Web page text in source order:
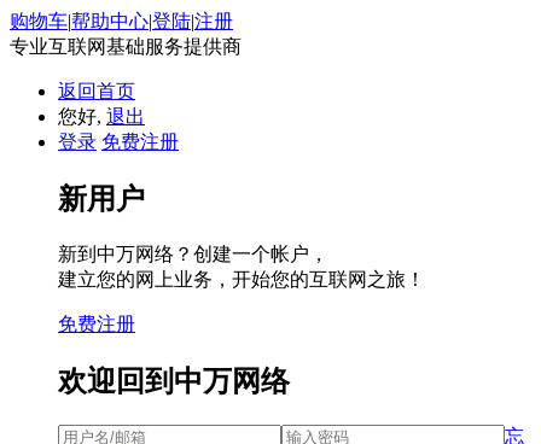
购物车|帮助中心|登陆|注册
专业互联网基础服务提供商
返回首页
您好, 退出
登录 免费注册
新用户
新到中万网络？创建一个帐户，
建立您的网上业务，开始您的互联网之旅！
免费注册
欢迎回到中万网络
忘